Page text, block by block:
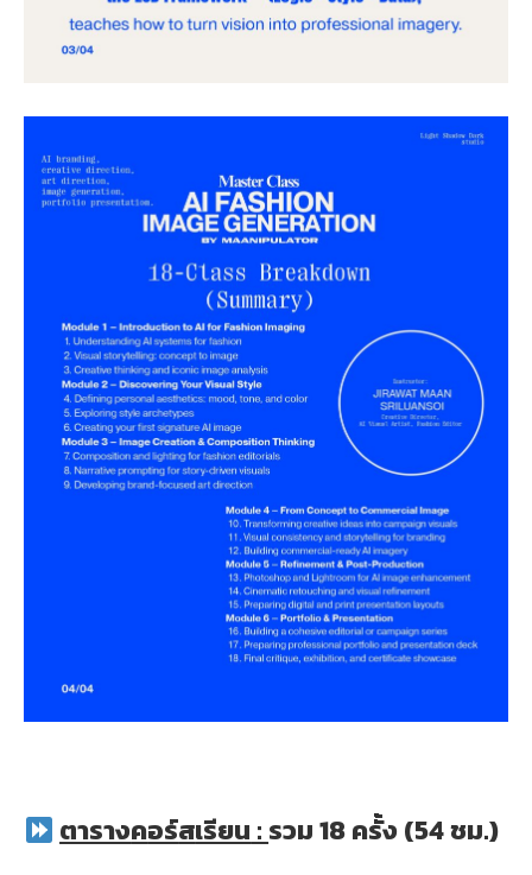
ตารางคอร์สเรียน : รวม 18 ครั้ง (54 ชม.)